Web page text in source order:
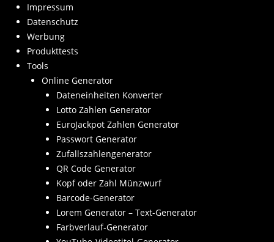
Impressum
Datenschutz
Werbung
Produkttests
Tools
Online Generator
Dateneinheiten Konverter
Lotto Zahlen Generator
EuroJackpot Zahlen Generator
Passwort Generator
Zufallszahlengenerator
QR Code Generator
Kopf oder Zahl Münzwurf
Barcode-Generator
Lorem Generator – Text-Generator
Farbverlauf-Generator